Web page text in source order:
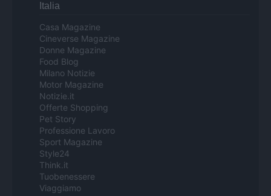
Italia
Casa Magazine
Cineverse Magazine
Donne Magazine
Food Blog
Milano Notizie
Motor Magazine
Notizie.it
Offerte Shopping
Pet Story
Professione Lavoro
Sport Magazine
Style24
Think.it
Tuobenessere
Viaggiamo